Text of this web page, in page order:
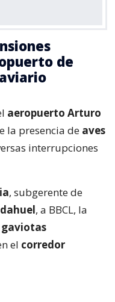
de
aeropuerto Arturo
la presencia de aves
interrupciones
, subgerente de
, a BBCL, la
gaviotas
el corredor